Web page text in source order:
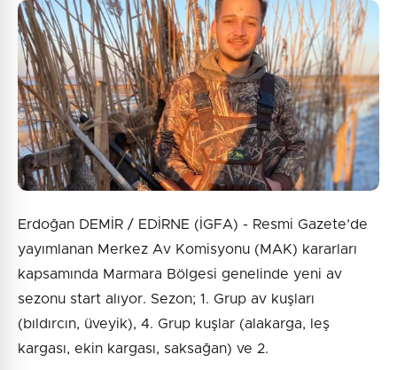
Erdoğan DEMİR / EDİRNE (İGFA) - Resmi Gazete’de
yayımlanan Merkez Av Komisyonu (MAK) kararları
kapsamında Marmara Bölgesi genelinde yeni av
sezonu start alıyor. Sezon; 1. Grup av kuşları
(bıldırcın, üveyik), 4. Grup kuşlar (alakarga, leş
kargası, ekin kargası, saksağan) ve 2.